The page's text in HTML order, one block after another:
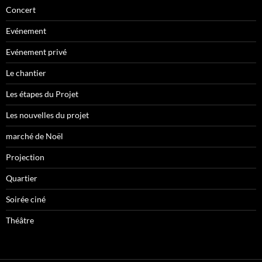
Concert
Evénement
Evénement privé
Le chantier
Les étapes du Projet
Les nouvelles du projet
marché de Noël
Projection
Quartier
Soirée ciné
Théâtre